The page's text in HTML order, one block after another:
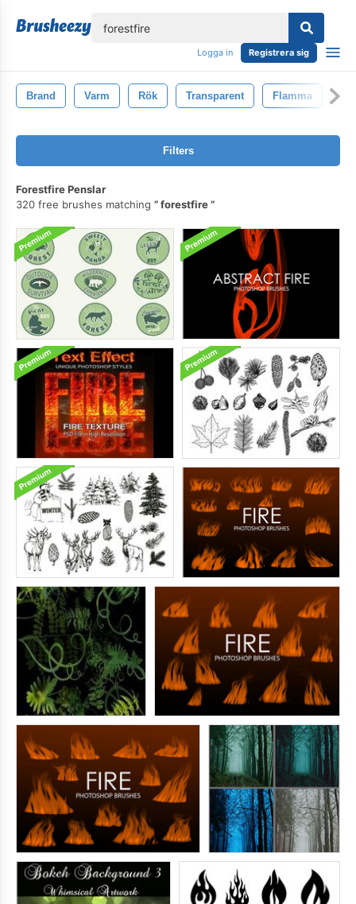
Logga in Registrera sig
Brand Varm Rök Transparent Flamma
Filters
Forestfire Penslar
320 free brushes matching
forestfire